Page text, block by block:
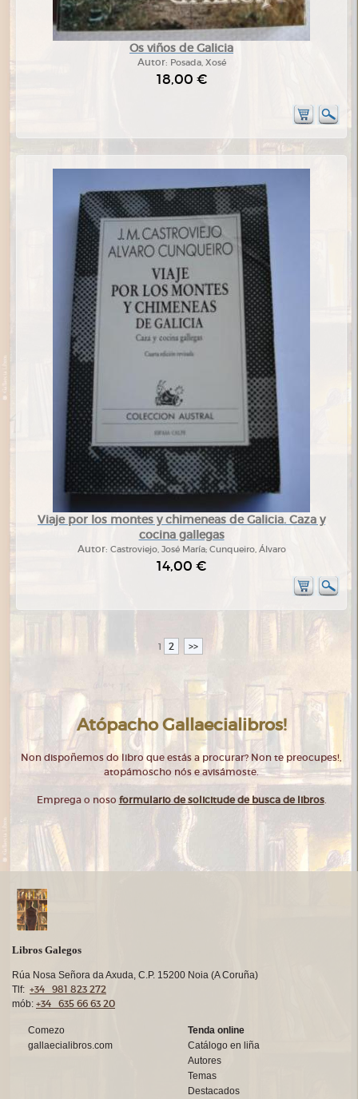
Os viños de Galicia
Autor: Posada, Xosé
18,00 €
Viaje por los montes y chimeneas de Galicia. Caza y
cocina gallegas
Autor: Castroviejo, José María; Cunqueiro, Álvaro
14,00 €
1 2 >>
Atópacho Gallaecialibros!
Non dispoñemos do libro que estás a procurar? Non te preocupes!,
atopámoscho nós e avisámoste.
Emprega o noso formulario de solicitude de busca de libros.
Libros Galegos
Rúa Nosa Señora da Axuda, C.P. 15200 Noia (A Coruña)
Tlf: +34 981 823 272
mób: +34 635 66 63 20
Comezo
gallaecialibros.com
Tenda online
Catálogo en liña
Autores
Temas
Destacados